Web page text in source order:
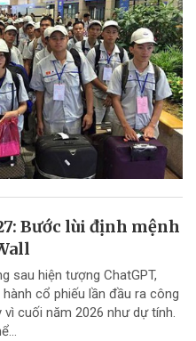
Bước lùi định mệnh
sau hiện tượng ChatGPT,
cổ phiếu lần đầu ra công
cuối năm 2026 như dự tính.